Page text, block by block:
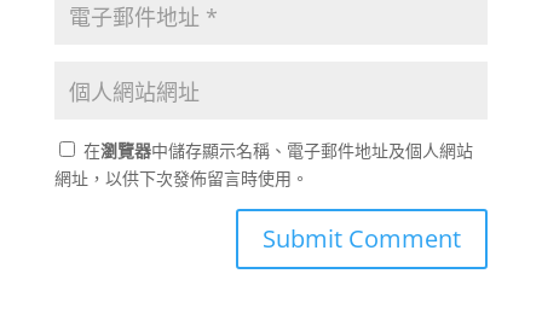
在瀏覽器中儲存顯示名稱、電子郵件地址及個人網站
網址，以供下次發佈留言時使用。